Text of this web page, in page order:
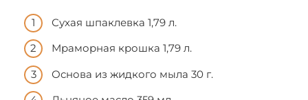
Сухая шпаклевка 1,79 л.
Мраморная крошка 1,79 л.
Основа из жидкого мыла 30 г.